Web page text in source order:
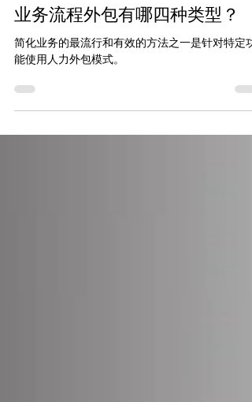
业务流程外包有哪四种类型？
简化业务的最流行和有效的方法之一是针对特定功
能使用人力外包模式。